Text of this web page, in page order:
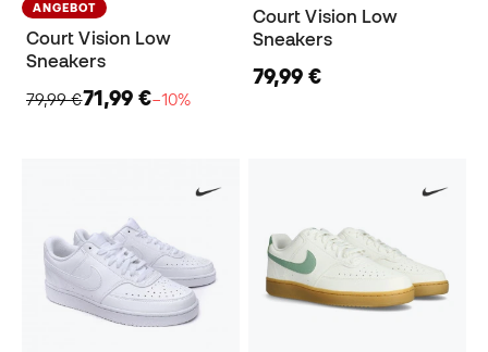
ANGEBOT
Court Vision Low
Sneakers
79,99 €71,99 €−10%
Court Vision Low
Sneakers
79,99 €